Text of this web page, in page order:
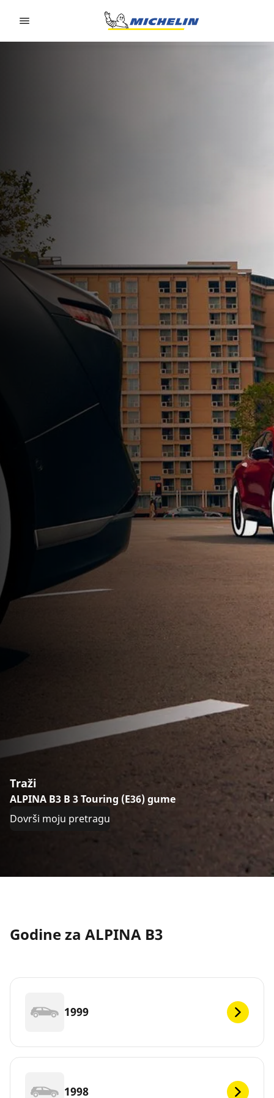
Traži
ALPINA B3 B 3 Touring (E36) gume
Dovrši moju pretragu
Godine za ALPINA B3
1999
1998